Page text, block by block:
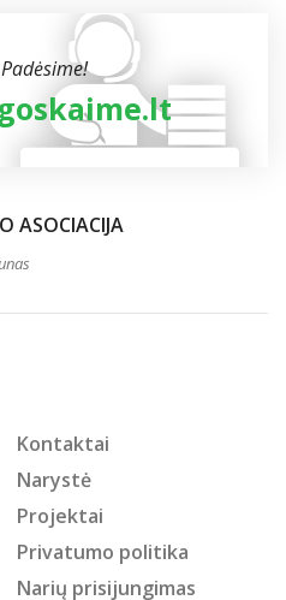
Padėsime!
ASOCIACIJA
Kontaktai
Narystė
Projektai
Privatumo politika
Narių prisijungimas